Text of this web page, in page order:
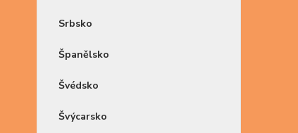
Srbsko
Španělsko
Švédsko
Švýcarsko